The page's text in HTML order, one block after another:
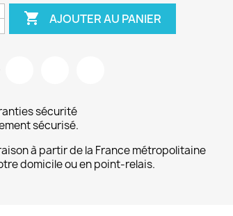
 AJOUTER AU PANIER
sécurité
sécurisé.
à partir de la France métropolitaine
domicile ou en point-relais.